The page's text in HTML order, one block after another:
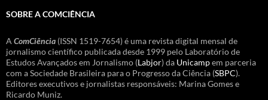
SOBRE A COMCIÊNCIA
A ComCiência (ISSN 1519-7654) é uma revista digital mensal de
jornalismo científico publicada desde 1999 pelo Laboratório de
Estudos Avançados em Jornalismo (Labjor) da Unicampem parceria
com a Sociedade Brasileira para o Progresso da Ciência (SBPC).
Editores executivos e jornalistas responsáveis: Marina Gomes e
Ricardo Muniz.